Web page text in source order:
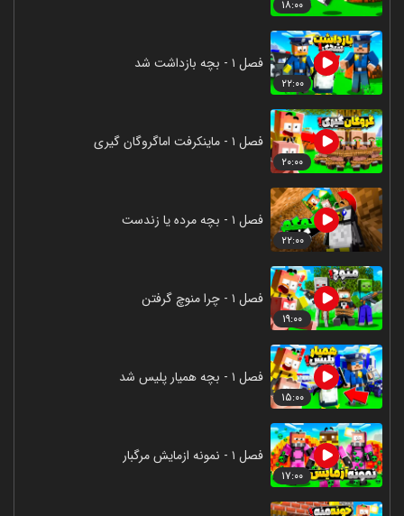
۱۸:۰۰
۲۲:۰۰
فصل ۱ - بچه بازداشت شد
۲۰:۰۰
فصل ۱ - ماینکرفت اماگروگان گیری
۲۲:۰۰
فصل ۱ - بچه مرده یا زندست
۱۹:۰۰
فصل ۱ - چرا منوچ گرفتن
۱۵:۰۰
فصل ۱ - بچه همیار پلیس شد
۱۷:۰۰
فصل ۱ - نمونه ازمایش مرگبار